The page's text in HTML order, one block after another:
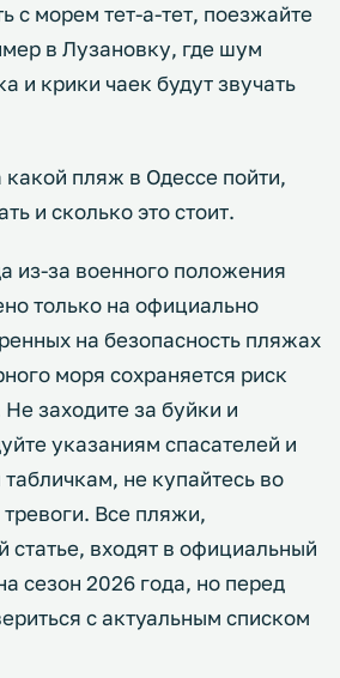
с морем тет-а-тет, поезжайте
в Лузановку, где шум
и крики чаек будут звучать
пляж в Одессе пойти,
и сколько это стоит.
из-за военного положения
только на официально
на безопасность пляжах
моря сохраняется риск
заходите за буйки и
указаниям спасателей и
не купайтесь во
Все пляжи,
статье, входят в официальный
сезон 2026 года, но перед
с актуальным списком